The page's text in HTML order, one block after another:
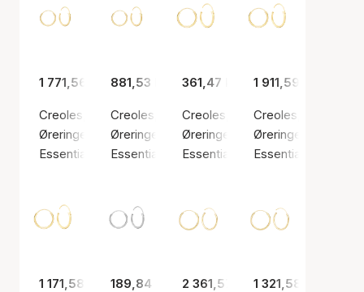
1 771,56 kr
Creoles, 1.2 x 12.5 mm, 14kt
Øreringer, Gullfarge / Gull
Essentials by Aagaard
881,53 kr
Creoles, 1.2 x 12.5 mm, 8kt
Øreringer, Gullfarge / Gull
Essentials by Aagaard
361,47 kr
Creoles, 1.2 x 14 mm
Øreringer, Gullfarge / Gullbelagt
Essentials by Aagaard
1 911,59 kr
Creoles, 1.2 x 14.5
Øreringer, Gullfarge
Essentials by
1 171,58 kr 189,84 kr 2 361,57 kr 1 321,58 kr